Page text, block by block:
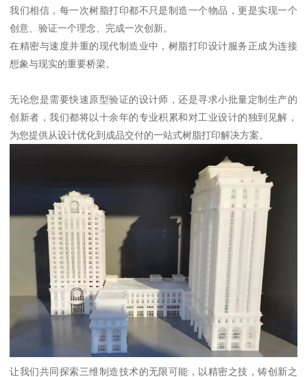
我们相信，每一次树脂打印都不只是制造一个物品，更是实现一个
创意、验证一个理念、完成一次创新。
在精密与速度并重的现代制造业中，树脂打印设计服务正成为连接
想象与现实的重要桥梁。
无论您是需要快速原型验证的设计师，还是寻求小批量定制生产的
创新者，我们都将以十余年的专业积累和对工业设计的独到见解，
为您提供从设计优化到成品交付的一站式树脂打印解决方案。
让我们共同探索三维制造技术的无限可能，以精密之技，铸创新之